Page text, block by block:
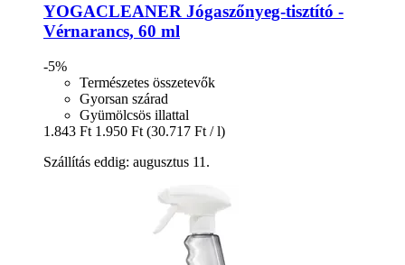
YOGACLEANER Jógaszőnyeg-​tisztító -​
Vérnarancs, 60 ml
-5%
Természetes összetevők
Gyorsan szárad
Gyümölcsös illattal
1.843 Ft 1.950 Ft (30.717 Ft / l)
Szállítás eddig: augusztus 11.